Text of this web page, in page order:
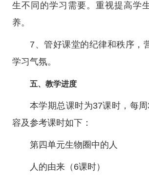
生不同的学习需要。重视提高学
养。
7、管好课堂的纪律和秩序，
学习气氛。
五、教学进度
本学期总课时为37课时，每
容及参考课时如下：
第四单元生物圈中的人
人的由来（6课时）